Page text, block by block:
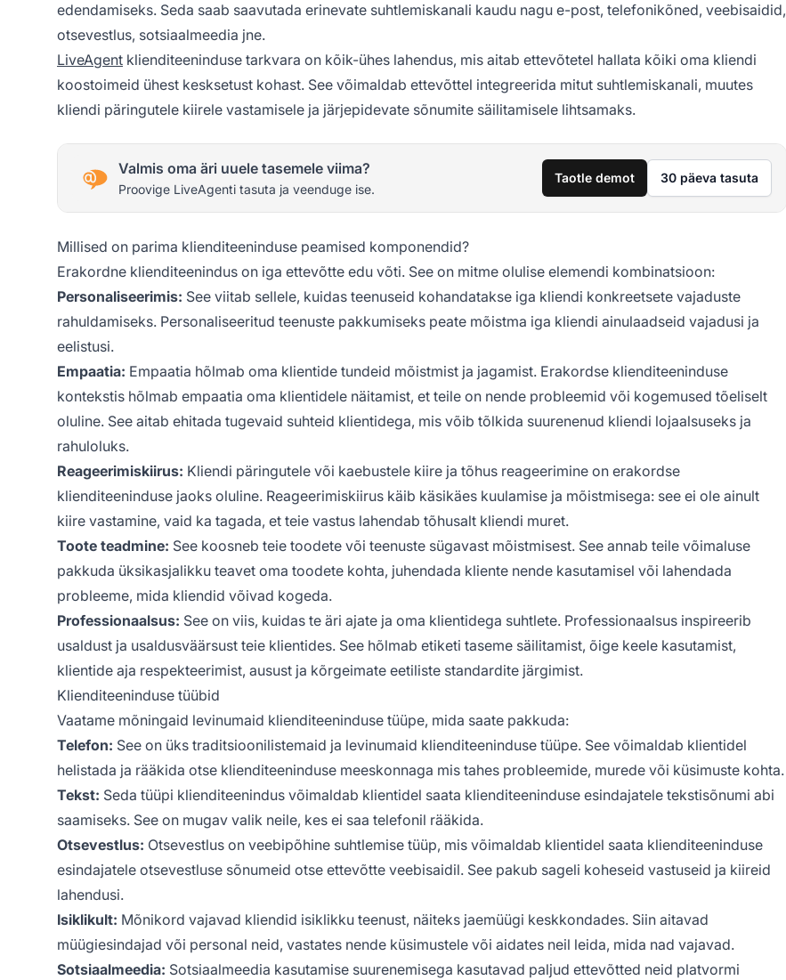
edendamiseks. Seda saab saavutada erinevate suhtlemiskanali kaudu nagu e-post, telefonikõned, veebisaidid,
otsevestlus, sotsiaalmeedia jne.
LiveAgent klienditeeninduse tarkvara on kõik-ühes lahendus, mis aitab ettevõtetel hallata kõiki oma kliendi
koostoimeid ühest kesksetust kohast. See võimaldab ettevõttel integreerida mitut suhtlemiskanali, muutes
kliendi päringutele kiirele vastamisele ja järjepidevate sõnumite säilitamisele lihtsamaks.
Valmis oma äri uuele tasemele viima?
Proovige LiveAgenti tasuta ja veenduge ise.
Taotle demot 30 päeva tasuta
Millised on parima klienditeeninduse peamised komponendid?
Erakordne klienditeenindus on iga ettevõtte edu võti. See on mitme olulise elemendi kombinatsioon:
Personaliseerimis: See viitab sellele, kuidas teenuseid kohandatakse iga kliendi konkreetsete vajaduste
rahuldamiseks. Personaliseeritud teenuste pakkumiseks peate mõistma iga kliendi ainulaadseid vajadusi ja
eelistusi.
Empaatia: Empaatia hõlmab oma klientide tundeid mõistmist ja jagamist. Erakordse klienditeeninduse
kontekstis hõlmab empaatia oma klientidele näitamist, et teile on nende probleemid või kogemused tõeliselt
oluline. See aitab ehitada tugevaid suhteid klientidega, mis võib tõlkida suurenenud kliendi lojaalsuseks ja
rahuloluks.
Reageerimiskiirus: Kliendi päringutele või kaebustele kiire ja tõhus reageerimine on erakordse
klienditeeninduse jaoks oluline. Reageerimiskiirus käib käsikäes kuulamise ja mõistmisega: see ei ole ainult
kiire vastamine, vaid ka tagada, et teie vastus lahendab tõhusalt kliendi muret.
Toote teadmine: See koosneb teie toodete või teenuste sügavast mõistmisest. See annab teile võimaluse
pakkuda üksikasjalikku teavet oma toodete kohta, juhendada kliente nende kasutamisel või lahendada
probleeme, mida kliendid võivad kogeda.
Professionaalsus: See on viis, kuidas te äri ajate ja oma klientidega suhtlete. Professionaalsus inspireerib
usaldust ja usaldusväärsust teie klientides. See hõlmab etiketi taseme säilitamist, õige keele kasutamist,
klientide aja respekteerimist, ausust ja kõrgeimate eetiliste standardite järgimist.
Klienditeeninduse tüübid
Vaatame mõningaid levinumaid klienditeeninduse tüüpe, mida saate pakkuda:
Telefon: See on üks traditsioonilistemaid ja levinumaid klienditeeninduse tüüpe. See võimaldab klientidel
helistada ja rääkida otse klienditeeninduse meeskonnaga mis tahes probleemide, murede või küsimuste kohta.
Tekst: Seda tüüpi klienditeenindus võimaldab klientidel saata klienditeeninduse esindajatele tekstisõnumi abi
saamiseks. See on mugav valik neile, kes ei saa telefonil rääkida.
Otsevestlus: Otsevestlus on veebipõhine suhtlemise tüüp, mis võimaldab klientidel saata klienditeeninduse
esindajatele otsevestluse sõnumeid otse ettevõtte veebisaidil. See pakub sageli koheseid vastuseid ja kiireid
lahendusi.
Isiklikult: Mõnikord vajavad kliendid isiklikku teenust, näiteks jaemüügi keskkondades. Siin aitavad
müügiesindajad või personal neid, vastates nende küsimustele või aidates neil leida, mida nad vajavad.
Sotsiaalmeedia: Sotsiaalmeedia kasutamise suurenemisega kasutavad paljud ettevõtted neid platvormi